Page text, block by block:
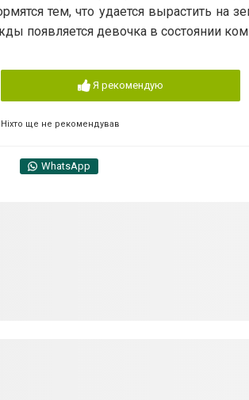
тем, что удается вырастить на
появляется девочка в состоянии
Я рекомендую
Ніхто ще не рекомендував
WhatsApp